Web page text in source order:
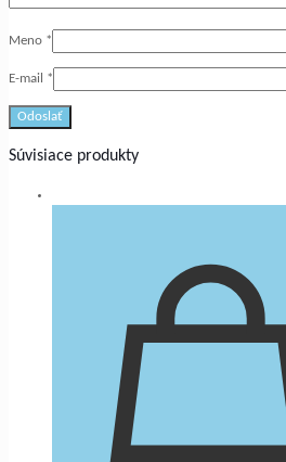
Meno *
E-mail *
Súvisiace produkty